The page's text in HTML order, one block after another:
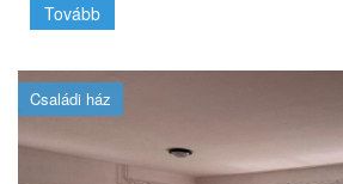
Tovább
Családi ház